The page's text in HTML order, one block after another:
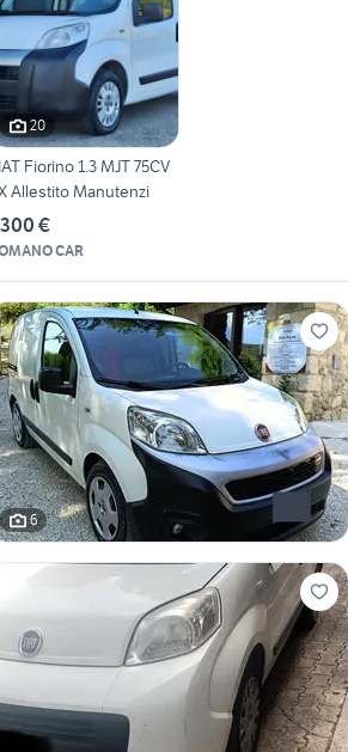
20
Fiorino 1.3 MJT 75CV
Allestito Manutenzi
€
CAR
6